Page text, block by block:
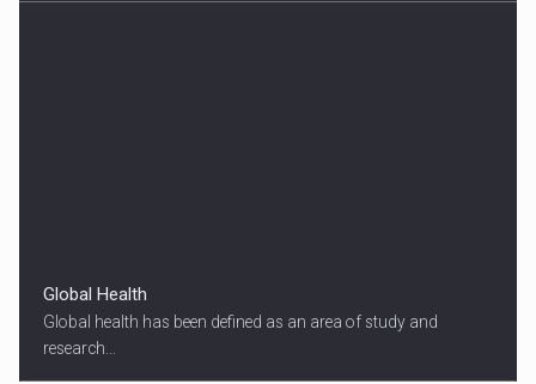
Global Health
Global health has been defined as an area of study and
research...
18:45